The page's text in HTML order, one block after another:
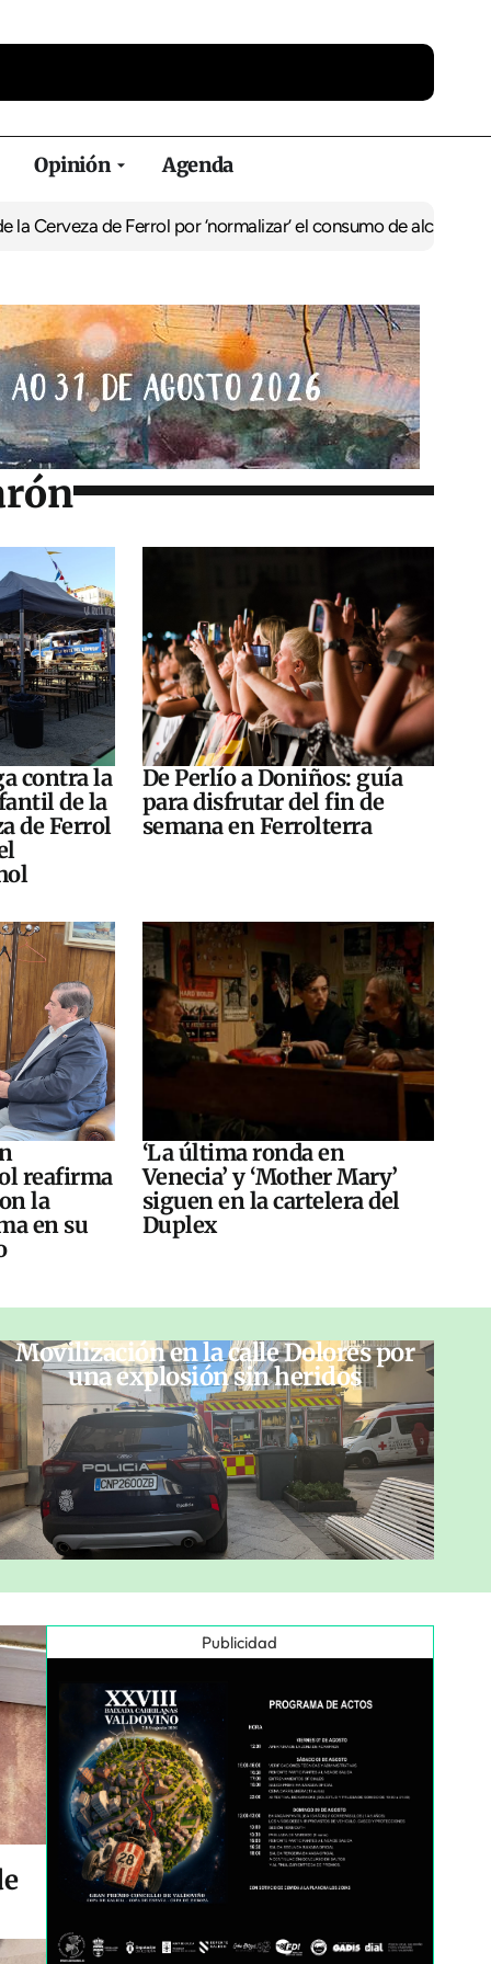
Opinión Agenda
Ferrol por ‘normalizar’ el consumo de alcoholDe Perlío a
contra la
de la
de Ferrol
De Perlío a Doniños: guía
para disfrutar del fin de
semana en Ferrolterra
reafirma
la
en su
‘La última ronda en
Venecia’ y ‘Mother Mary’
siguen en la cartelera del
Duplex
Movilización en la calle Dolores por
una explosión sin heridos
Publicidad